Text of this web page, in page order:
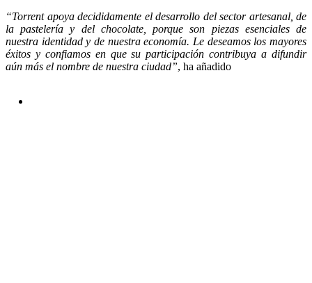
“Torrent apoya decididamente el desarrollo del sector artesanal, de
la pastelería y del chocolate, porque son piezas esenciales de
nuestra identidad y de nuestra economía. Le deseamos los mayores
éxitos y confiamos en que su participación contribuya a difundir
aún más el nombre de nuestra ciudad”, ha añadido